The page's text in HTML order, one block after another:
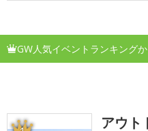
GW人気イベントランキング
アウト